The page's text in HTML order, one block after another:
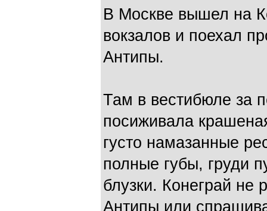
В Москве вышел на
вокзалов и поехал
Антипы.
Там в вестибюле за
посиживала
густо намазанные
полные губы, груди
блузки. Конеграй не
Антипы или